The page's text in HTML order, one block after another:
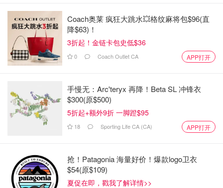
Coach奥莱 疯狂大跳水💥格纹麻将包$96(直
降$63)！
3折起！金链卡包史低$36
0 Coach Outlet CA APP打开
手慢无：Arc'teryx 再降！Beta SL 冲锋衣
$300(原$500)
5折起+额外9折 一脚蹬$95
18 Sporting Life CA (CA) APP打开
抢！Patagonia 海量好价！爆款logo卫衣
$54(原$109)
夏促在即，戳我了解详情>>